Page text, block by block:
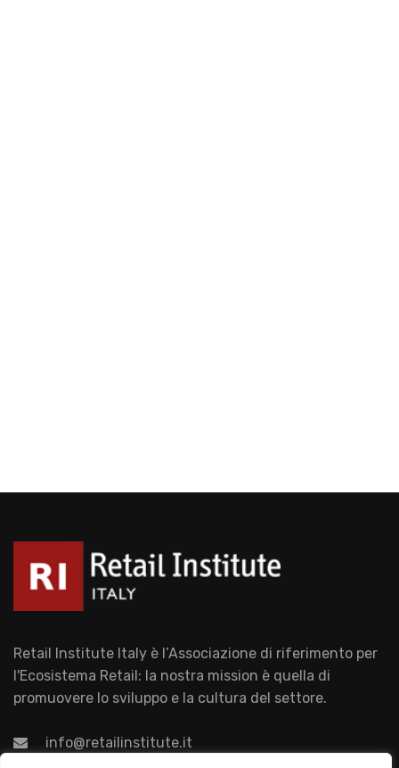
Retail Institute Italy è l’Associazione di riferimento per
l'Ecosistema Retail: la nostra mission è quella di
promuovere lo sviluppo e la cultura del settore.
info@retailinstitute.it